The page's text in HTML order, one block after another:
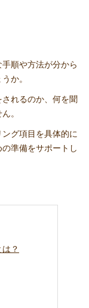
順や方法が分から
か。
れるのか、何を聞
。
グ項目を具体的に
準備をサポートし
？